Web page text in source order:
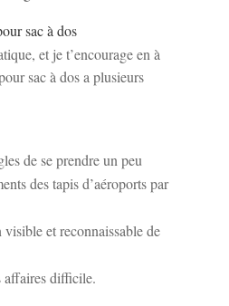
sac à dos
et je t’encourage en à
sac à dos a plusieurs
de se prendre un peu
des tapis d’aéroports par
et reconnaissable de
affaires difficile.